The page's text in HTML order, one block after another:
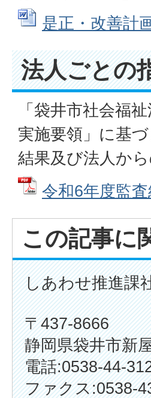
是正・改善計
法人ごとの
「袋井市社会福
実施要領」に基
結果及び法人か
令和6年度監
この記事に
しあわせ推進課
〒437-8666
静岡県袋井市新
電話:0538-44-
ファクス:0538-